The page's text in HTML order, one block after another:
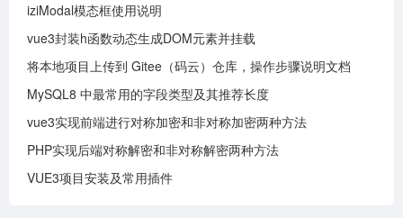
iziModal模态框使用说明
vue3封装h函数动态生成DOM元素并挂载
将本地项目上传到 Gitee（码云）仓库，操作步骤说明文档
MySQL8 中最常用的字段类型及其推荐长度
vue3实现前端进行对称加密和非对称加密两种方法
PHP实现后端对称解密和非对称解密两种方法
VUE3项目安装及常用插件